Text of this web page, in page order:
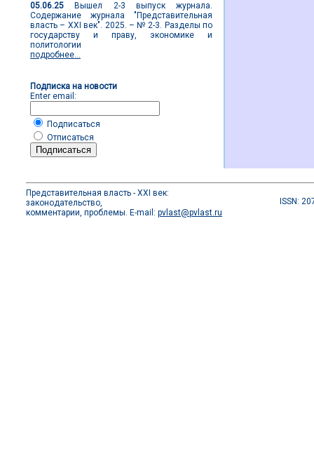
05.06.25 Вышел 2-3 выпуск журнала.
Содержание журнала "Представительная
власть – XXI век". 2025. – № 2-3. Разделы по
государству и праву, экономике и
политологии
подробнее...
Подписка на новости
Enter email:
Подписаться
Отписаться
Представительная власть - XXI век:
законодательство,
комментарии, проблемы. E-mail: pvlast@pvlast.ru
ISSN: